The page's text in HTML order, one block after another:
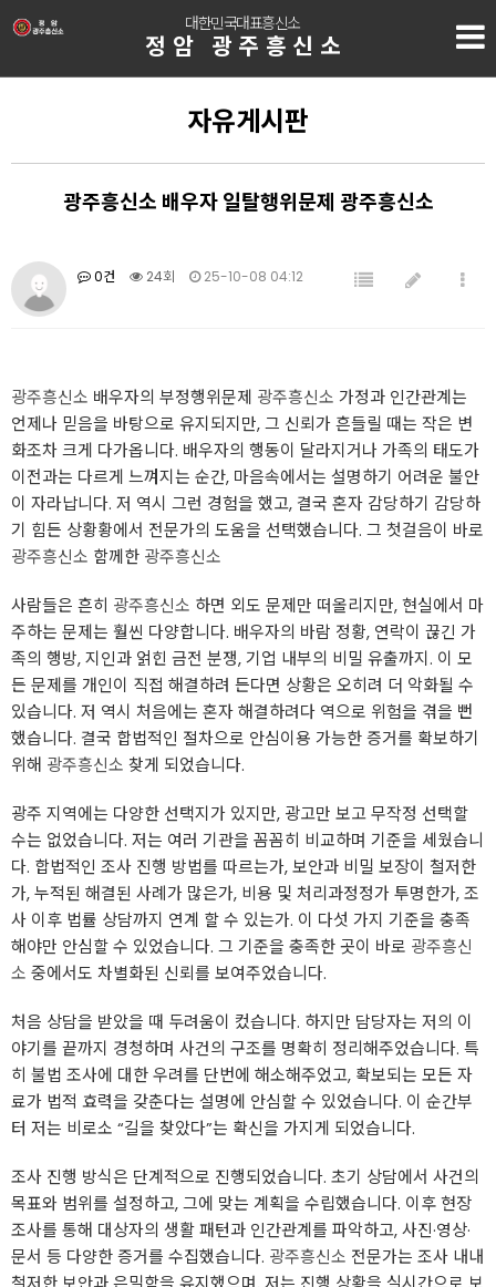
대한민국대표흥신소
정암 광주흥신소
자유게시판
광주흥신소 배우자 일탈행위문제 광주흥신소
0건 24회 25-10-08 04:12
광주흥신소 배우자의 부정행위문제 광주흥신소 가정과 인간관계는
언제나 믿음을 바탕으로 유지되지만, 그 신뢰가 흔들릴 때는 작은 변
화조차 크게 다가옵니다. 배우자의 행동이 달라지거나 가족의 태도가
이전과는 다르게 느껴지는 순간, 마음속에서는 설명하기 어려운 불안
이 자라납니다. 저 역시 그런 경험을 했고, 결국 혼자 감당하기 감당하
기 힘든 상황황에서 전문가의 도움을 선택했습니다. 그 첫걸음이 바로
광주흥신소 함께한 광주흥신소
사람들은 흔히 광주흥신소 하면 외도 문제만 떠올리지만, 현실에서 마
주하는 문제는 훨씬 다양합니다. 배우자의 바람 정황, 연락이 끊긴 가
족의 행방, 지인과 얽힌 금전 분쟁, 기업 내부의 비밀 유출까지. 이 모
든 문제를 개인이 직접 해결하려 든다면 상황은 오히려 더 악화될 수
있습니다. 저 역시 처음에는 혼자 해결하려다 역으로 위험을 겪을 뻔
했습니다. 결국 합법적인 절차으로 안심이용 가능한 증거를 확보하기
위해 광주흥신소 찾게 되었습니다.
광주 지역에는 다양한 선택지가 있지만, 광고만 보고 무작정 선택할
수는 없었습니다. 저는 여러 기관을 꼼꼼히 비교하며 기준을 세웠습니
다. 합법적인 조사 진행 방법를 따르는가, 보안과 비밀 보장이 철저한
가, 누적된 해결된 사례가 많은가, 비용 및 처리과정정가 투명한가, 조
사 이후 법률 상담까지 연계 할 수 있는가. 이 다섯 가지 기준을 충족
해야만 안심할 수 있었습니다. 그 기준을 충족한 곳이 바로 광주흥신
소 중에서도 차별화된 신뢰를 보여주었습니다.
처음 상담을 받았을 때 두려움이 컸습니다. 하지만 담당자는 저의 이
야기를 끝까지 경청하며 사건의 구조를 명확히 정리해주었습니다. 특
히 불법 조사에 대한 우려를 단번에 해소해주었고, 확보되는 모든 자
료가 법적 효력을 갖춘다는 설명에 안심할 수 있었습니다. 이 순간부
터 저는 비로소 “길을 찾았다”는 확신을 가지게 되었습니다.
조사 진행 방식은 단계적으로 진행되었습니다. 초기 상담에서 사건의
목표와 범위를 설정하고, 그에 맞는 계획을 수립했습니다. 이후 현장
조사를 통해 대상자의 생활 패턴과 인간관계를 파악하고, 사진·영상·
문서 등 다양한 증거를 수집했습니다. 광주흥신소 전문가는 조사 내내